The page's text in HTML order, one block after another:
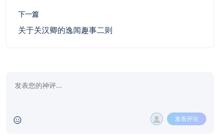
下一篇
关于关汉卿的逸闻趣事二则
发表评论